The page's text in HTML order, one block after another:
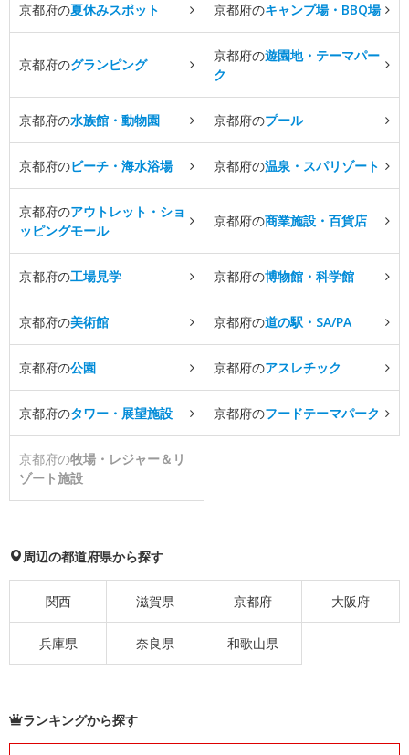
京都府の夏休みスポット 京都府のキャンプ場・BBQ場
京都府のグランピング
京都府の遊園地・テーマパー
ク
京都府の水族館・動物園 京都府のプール
京都府のビーチ・海水浴場 京都府の温泉・スパリゾート
京都府のアウトレット・ショ
ッピングモール
京都府の商業施設・百貨店
京都府の工場見学 京都府の博物館・科学館
京都府の美術館 京都府の道の駅・SA/PA
京都府の公園 京都府のアスレチック
京都府のタワー・展望施設 京都府のフードテーマパーク
京都府の牧場・レジャー＆リ
ゾート施設
周辺の都道府県から探す
関西 滋賀県 京都府 大阪府
兵庫県 奈良県 和歌山県
ランキングから探す